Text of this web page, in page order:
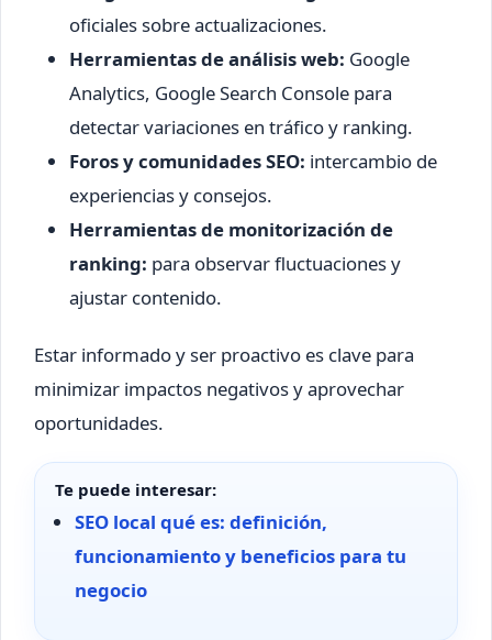
oficiales sobre actualizaciones.
Herramientas de análisis web: Google
Analytics, Google Search Console para
detectar variaciones en tráfico y ranking.
Foros y comunidades SEO: intercambio de
experiencias y consejos.
Herramientas de monitorización de
ranking: para observar fluctuaciones y
ajustar contenido.
Estar informado y ser proactivo es clave para
minimizar impactos negativos y aprovechar
oportunidades.
Te puede interesar:
SEO local qué es: definición,
funcionamiento y beneficios para tu
negocio